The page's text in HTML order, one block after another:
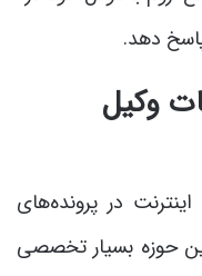
دهد.
وکیل
در پرونده‌های
حوزه بسیار تخصصی